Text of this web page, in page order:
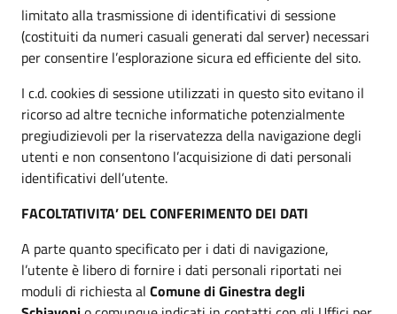
limitato alla trasmissione di identificativi di sessione
(costituiti da numeri casuali generati dal server) necessari
per consentire l’esplorazione sicura ed efficiente del sito.
I c.d. cookies di sessione utilizzati in questo sito evitano il
ricorso ad altre tecniche informatiche potenzialmente
pregiudizievoli per la riservatezza della navigazione degli
utenti e non consentono l’acquisizione di dati personali
identificativi dell’utente.
FACOLTATIVITA’ DEL CONFERIMENTO DEI DATI
A parte quanto specificato per i dati di navigazione,
l’utente è libero di fornire i dati personali riportati nei
moduli di richiesta al Comune di Ginestra degli